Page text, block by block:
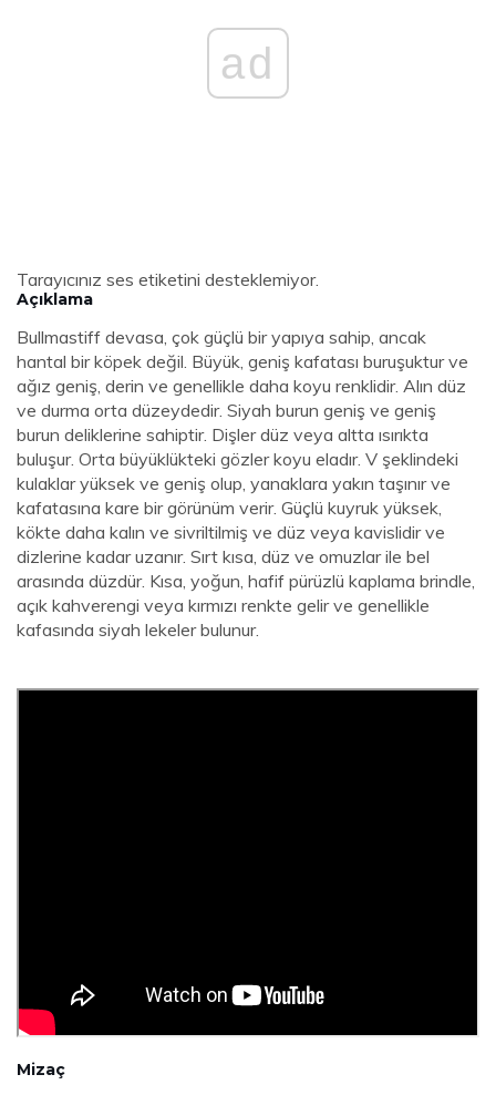
ad
Tarayıcınız ses etiketini desteklemiyor.
Açıklama
Bullmastiff devasa, çok güçlü bir yapıya sahip, ancak
hantal bir köpek değil. Büyük, geniş kafatası buruşuktur ve
ağız geniş, derin ve genellikle daha koyu renklidir. Alın düz
ve durma orta düzeydedir. Siyah burun geniş ve geniş
burun deliklerine sahiptir. Dişler düz veya altta ısırıkta
buluşur. Orta büyüklükteki gözler koyu eladır. V şeklindeki
kulaklar yüksek ve geniş olup, yanaklara yakın taşınır ve
kafatasına kare bir görünüm verir. Güçlü kuyruk yüksek,
kökte daha kalın ve sivriltilmiş ve düz veya kavislidir ve
dizlerine kadar uzanır. Sırt kısa, düz ve omuzlar ile bel
arasında düzdür. Kısa, yoğun, hafif pürüzlü kaplama brindle,
açık kahverengi veya kırmızı renkte gelir ve genellikle
kafasında siyah lekeler bulunur.
Mizaç